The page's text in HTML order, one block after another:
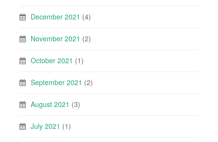
December 2021 (4)
November 2021 (2)
October 2021 (1)
September 2021 (2)
August 2021 (3)
July 2021 (1)